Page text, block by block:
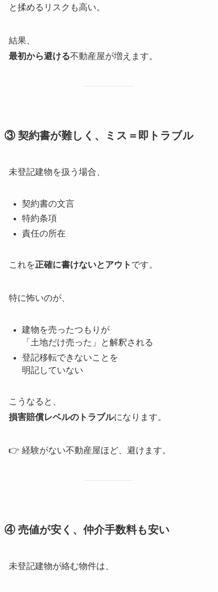
と揉めるリスクも高い。
結果、
最初から避ける不動産屋が増えます。
③ 契約書が難しく、ミス＝即トラブル
未登記建物を扱う場合、
契約書の文言
特約条項
責任の所在
これを正確に書けないとアウト です。
特に怖いのが、
建物を売ったつもりが
「土地だけ売った」と解釈される
登記移転できないことを
明記していない
こうなると、
損害賠償レベルのトラブルになります。
👉 経験がない不動産屋ほど、避けます。
④ 売値が安く、仲介手数料も安い
未登記建物が絡む物件は、